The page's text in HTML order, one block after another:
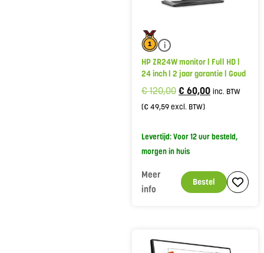
i
HP ZR24W monitor | Full HD |
24 inch | 2 jaar garantie | Goud
€120,00€ 60,00 inc. BTW
(€49,59excl. BTW)
Levertijd: Voor 12 uur besteld,
morgen in huis
Bestel
Meer
info